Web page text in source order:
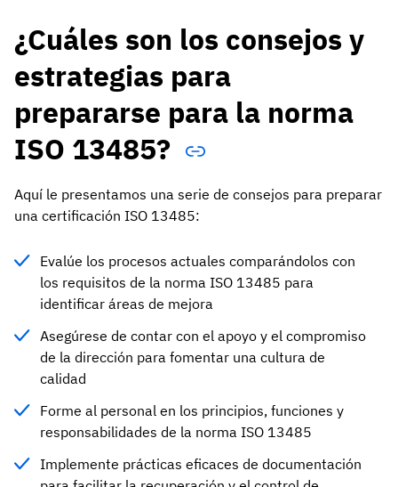
¿Cuáles son los consejos y
estrategias para
prepararse para la norma
ISO 13485?
Aquí le presentamos una serie de consejos para preparar
una certificación ISO 13485:
Evalúe los procesos actuales comparándolos con
los requisitos de la norma ISO 13485 para
identificar áreas de mejora
Asegúrese de contar con el apoyo y el compromiso
de la dirección para fomentar una cultura de
calidad
Forme al personal en los principios, funciones y
responsabilidades de la norma ISO 13485
Implemente prácticas eficaces de documentación